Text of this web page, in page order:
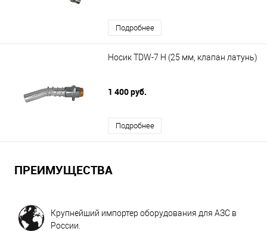
Подробнее
Носик TDW-7 H (25 мм, клапан латунь)
1 400 руб.
Подробнее
ПРЕИМУЩЕСТВА
Крупнейший импортер оборудования для АЗС в
России.